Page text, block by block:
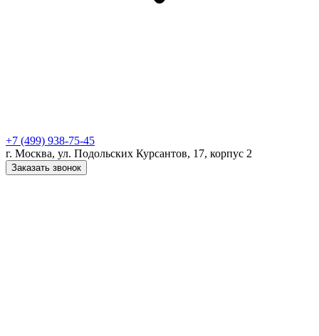
+7 (499) 938-75-45
г. Москва, ул. Подольских Курсантов, 17, корпус 2
Заказать звонок